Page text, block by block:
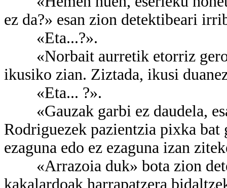
ez da?» esan zion detektibeari
«Eta...?».
«Norbait aurretik etorriz gero
ikusiko zian. Ziztada, ikusi
«Eta... ?».
«Gauzak garbi ez daudela,
Rodriguezek pazientzia pixka bat
ezaguna edo ez ezaguna izan
«Arrazoia duk» bota zion
kakalardoak harrapatzera